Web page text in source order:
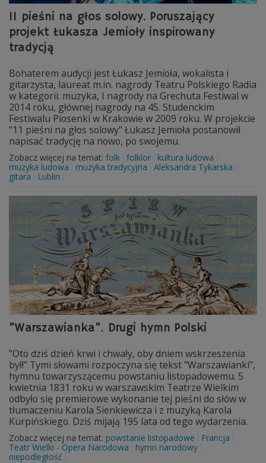
11 pieśni na głos solowy. Poruszający
projekt Łukasza Jemioły inspirowany
tradycją
Bohaterem audycji jest Łukasz Jemioła, wokalista i
gitarzysta, laureat m.in. nagrody Teatru Polskiego Radia
w kategorii: muzyka, I nagrody na Grechuta Festiwal w
2014 roku, głównej nagrody na 45. Studenckim
Festiwalu Piosenki w Krakowie w 2009 roku. W projekcie
"11 pieśni na głos solowy" Łukasz Jemioła postanowił
napisać tradycję na nowo, po swojemu.
Zobacz więcej na temat: folk folklor
kultura ludowa
muzyka ludowa
muzyka tradycyjna
Aleksandra Tykarska
gitara
Lublin
"Warszawianka". Drugi hymn Polski
"Oto dziś dzień krwi i chwały, oby dniem wskrzeszenia
był!" Tymi słowami rozpoczyna się tekst "Warszawianki",
hymnu towarzyszącemu powstaniu listopadowemu. 5
kwietnia 1831 roku w warszawskim Teatrze Wielkim
odbyło się premierowe wykonanie tej pieśni do słów w
tłumaczeniu Karola Sienkiewicza i z muzyką Karola
Kurpińskiego. Dziś mijają 195 lata od tego wydarzenia.
Zobacz więcej na temat: powstanie listopadowe
Francja
Teatr Wielki - Opera Narodowa
hymn narodowy
niepodległość